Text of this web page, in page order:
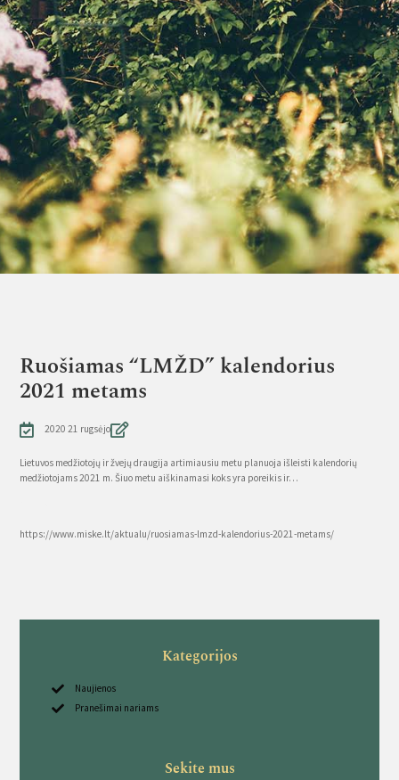
Ruošiamas “LMŽD” kalendorius
2021 metams
2020 21 rugsėjo
Lietuvos medžiotojų ir žvejų draugija artimiausiu metu planuoja išleisti kalendorių
medžiotojams 2021 m. Šiuo metu aiškinamasi koks yra poreikis ir…
https://www.miske.lt/aktualu/ruosiamas-lmzd-kalendorius-2021-metams/
Kategorijos
Naujienos
Pranešimai nariams
Sekite mus